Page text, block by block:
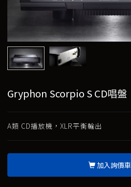
Gryphon Scorpio S CD唱盤
A類 CD播放機，XLR平衡輸出
加入詢價車